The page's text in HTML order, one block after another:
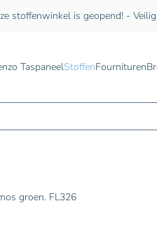
stoffenwinkel is geopend! -
TaspaneelStoffenFournituren
groen. FL326